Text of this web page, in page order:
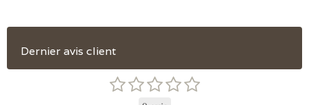
Dernier avis client